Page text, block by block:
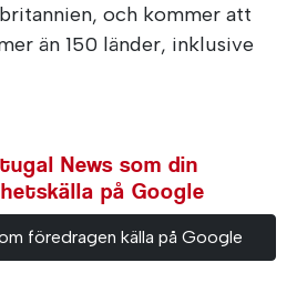
och kommer att
än 150 länder, inklusive
News som din
på Google
föredragen källa på Google